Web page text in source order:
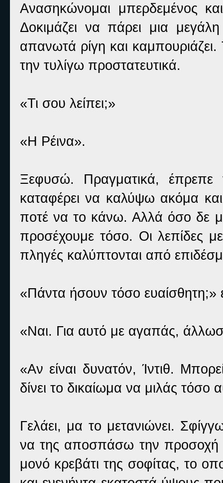
Ανασηκώνομαι μπερδεμένος
Δοκιμάζει να πάρει μια
απανωτά ρίγη και
την τυλίγω προστατευτικά.
«Τι σου λείπει;»
«Η Ρέινα».
Ξεφυσώ. Πραγματικά,
καταφέρει να καλύψω ακόμα
ποτέ να το κάνω. Αλλά όσο δε
προσέχουμε τόσο. Οι λεπίδες
πληγές καλύπτονται από
«Πάντα ήσουν τόσο ευαίσθητη;»
«Ναι. Για αυτό με αγαπάς,
«Αν είναι δυνατόν, Ίντιθ.
δίνει το δικαίωμα να μιλάς
Γελάει, μα το μετανιώνει.
να της αποσπάσω την προσοχή
μονό κρεβάτι της σοφίτας, το